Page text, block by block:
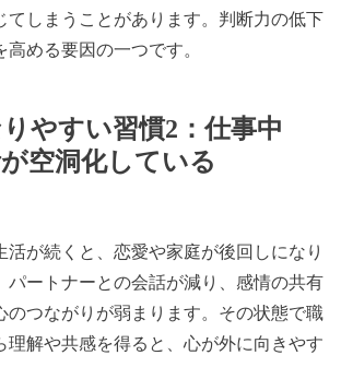
てしまうことがあります。判断力の低下
める要因の一つです。
やすい習慣2：仕事中
空洞化している
活が続くと、恋愛や家庭が後回しになり
パートナーとの会話が減り、感情の共有
のつながりが弱まります。その状態で職
理解や共感を得ると、心が外に向きやす